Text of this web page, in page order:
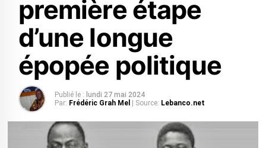
première étape
d’une longue
épopée politique
Publié le : lundi 27 mai 2024
Par: Frédéric Grah Mel | Source: Lebanco.net